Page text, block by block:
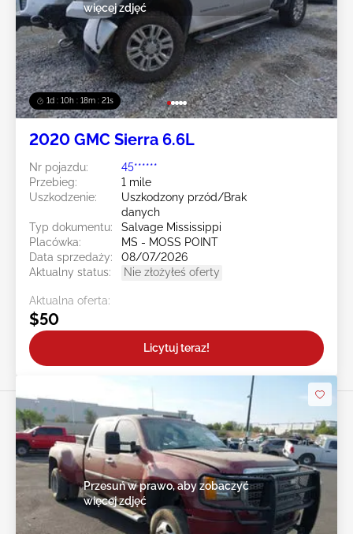
1d : 10h : 18m : 18s
więcej zdjęć
2020 GMC Sierra 6.6L
Nr pojazdu:
45******
Przebieg:
1 mile
Uszkodzenie:
Uszkodzony przód/Brak
danych
Typ dokumentu:
Salvage Mississippi
Placówka:
MS - MOSS POINT
Data sprzedaży:
08/07/2026
Aktualny status:
Nie złożyłeś oferty
Aktualna oferta:
$50
Licytuj teraz!
Przesuń w prawo, aby zobaczyć
więcej zdjęć